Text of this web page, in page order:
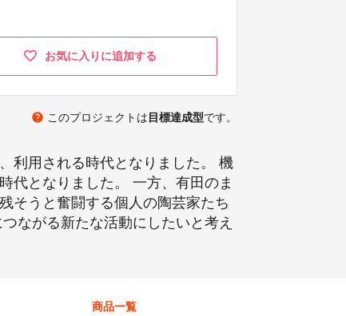
お気に入りに追加する
help このプロジェクトは 目標達成型です。
利用される時代となりました。 機
代となりました。 一方、有田のま
そうと奮闘する個人の陶芸家たち
ながる新たな活動にしたいと考え
商品一覧